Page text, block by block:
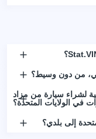
لشراء سيارة من مزاد
في الولايات المتحدة؟
إلى بلدي؟